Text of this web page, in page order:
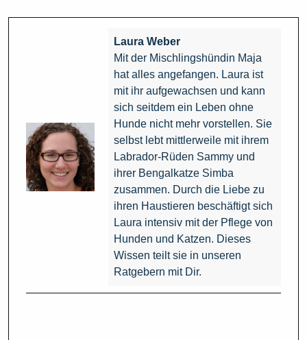
Laura Weber
Mit der Mischlingshündin Maja
hat alles angefangen. Laura ist
mit ihr aufgewachsen und kann
sich seitdem ein Leben ohne
Hunde nicht mehr vorstellen. Sie
selbst lebt mittlerweile mit ihrem
Labrador-Rüden Sammy und
ihrer Bengalkatze Simba
zusammen. Durch die Liebe zu
ihren Haustieren beschäftigt sich
Laura intensiv mit der Pflege von
Hunden und Katzen. Dieses
Wissen teilt sie in unseren
Ratgebern mit Dir.